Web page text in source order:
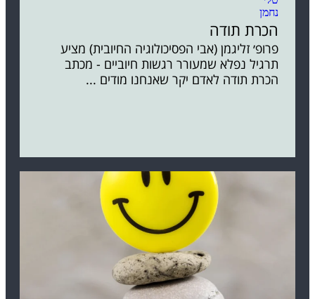
הכרת תודה
פרופ׳ זליגמן (אבי הפסיכולוגיה החיובית) מציע
תרגיל נפלא שמעורר רגשות חיוביים - מכתב
הכרת תודה לאדם יקר שאנחנו מודים ...